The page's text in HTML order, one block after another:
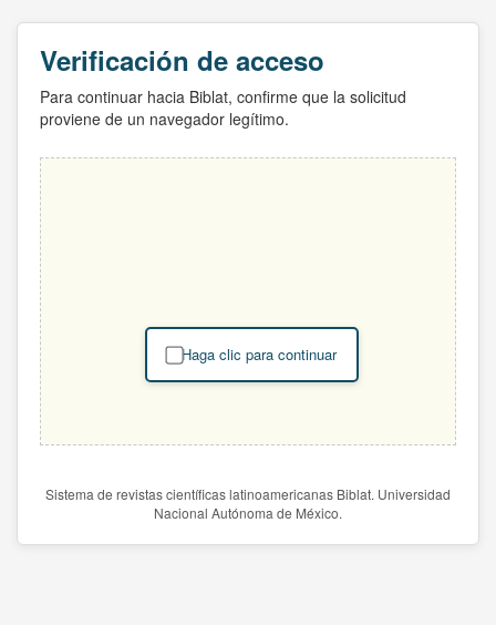
Verificación de acceso
Para continuar hacia Biblat, confirme que la solicitud
proviene de un navegador legítimo.
Haga clic para continuar
Sistema de revistas científicas latinoamericanas Biblat. Universidad
Nacional Autónoma de México.